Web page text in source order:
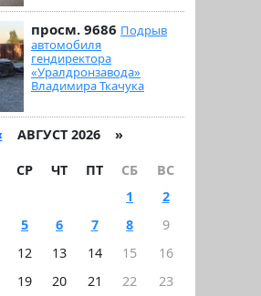
просм. 9686 Подрыв
автомобиля
гендиректора
«Уралдронзавода»
Владимира Ткачука
АВГУСТ 2026 »
СР ЧТ ПТ СБ
ВС
1
2
5 6 7 8
9
12 13 14 15
16
19 20 21 22
23